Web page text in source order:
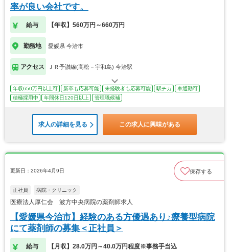
率が良い会社です。
給与 【年収】560万円～660万円
勤務地 愛媛県 今治市
アクセス ＪＲ予讃線(高松－宇和島) 今治駅
年収650万円以上可 新卒も応募可能 未経験者も応募可能 駅チカ
車通勤可
積極採用中
年間休日120日以上 管理職候補
求人の詳細を見る この求人に興味がある
更新日：2026年4月9日 保存する
正社員 病院・クリニック
医療法人厚仁会 波方中央病院の薬剤師求人
【愛媛県今治市】経験のある方優遇あり♪療養型病院
にて薬剤師の募集＜正社員＞
給与 【月収】28.0万円～40.0万円程度※事務手当込